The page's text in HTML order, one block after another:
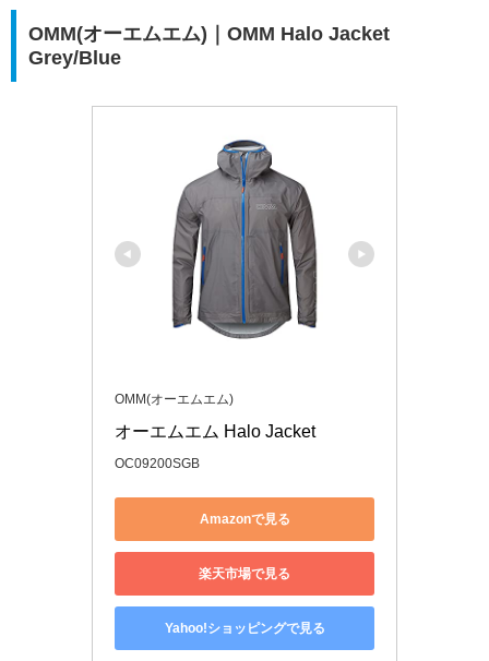
OMM(オーエムエム)｜OMM Halo Jacket
Grey/Blue
OMM(オーエムエム)
オーエムエム Halo Jacket
OC09200SGB
Amazonで見る
楽天市場で見る
Yahoo!ショッピングで見る